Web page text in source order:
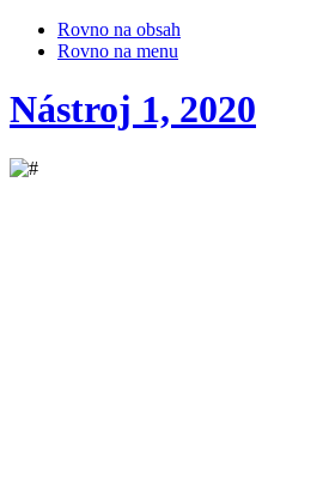
Rovno na obsah
Rovno na menu
Nástroj 1, 2020